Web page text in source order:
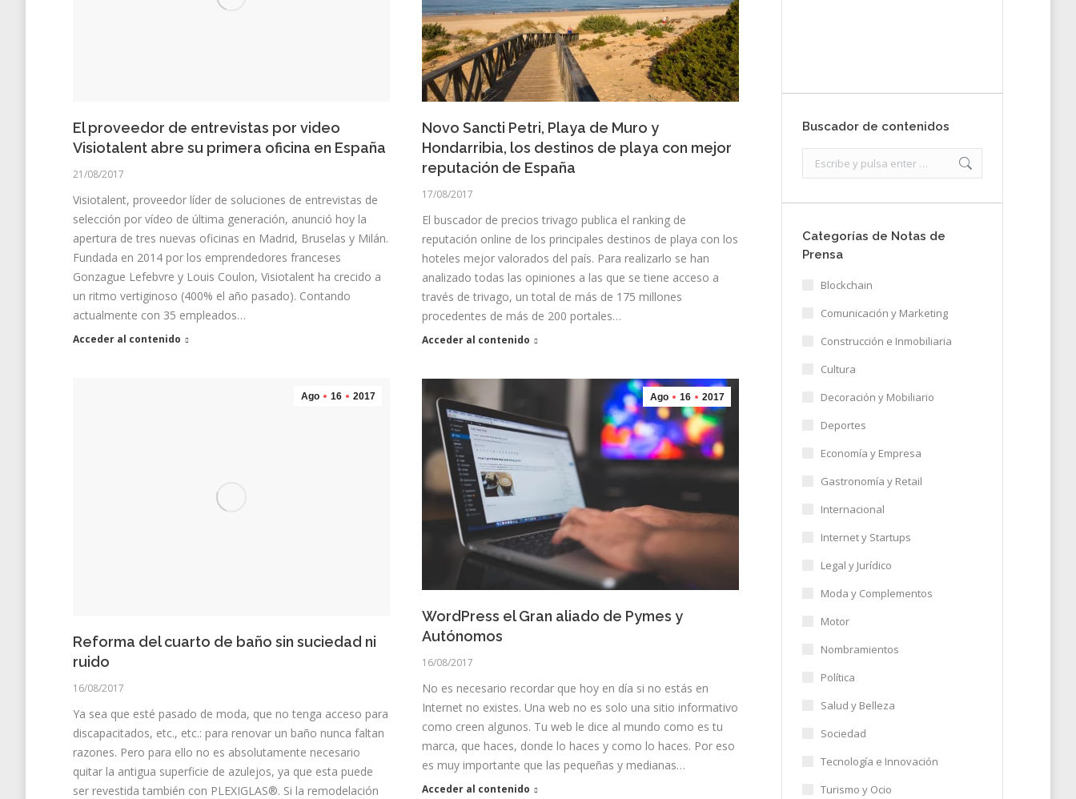
El proveedor de entrevistas por video
Visiotalent abre su primera oficina en España
21/08/2017
Visiotalent, proveedor líder de soluciones de entrevistas de
selección por vídeo de última generación, anunció hoy la
apertura de tres nuevas oficinas en Madrid, Bruselas y Milán.
Fundada en 2014 por los emprendedores franceses
Gonzague Lefebvre y Louis Coulon, Visiotalent ha crecido a
un ritmo vertiginoso (400% el año pasado). Contando
actualmente con 35 empleados…
Acceder al contenido
Novo Sancti Petri, Playa de Muro y
Hondarribia, los destinos de playa con mejor
reputación de España
17/08/2017
El buscador de precios trivago publica el ranking de
reputación online de los principales destinos de playa con los
hoteles mejor valorados del país. Para realizarlo se han
analizado todas las opiniones a las que se tiene acceso a
través de trivago, un total de más de 175 millones
procedentes de más de 200 portales…
Acceder al contenido
Ago 16 2017
Reforma del cuarto de baño sin suciedad ni
ruido
16/08/2017
Ya sea que esté pasado de moda, que no tenga acceso para
discapacitados, etc., etc.: para renovar un baño nunca faltan
razones. Pero para ello no es absolutamente necesario
quitar la antigua superficie de azulejos, ya que esta puede
ser revestida también con PLEXIGLAS®. Si la remodelación
Ago 16 2017
WordPress el Gran aliado de Pymes y
Autónomos
16/08/2017
No es necesario recordar que hoy en día si no estás en
Internet no existes. Una web no es solo una sitio informativo
como creen algunos. Tu web le dice al mundo como es tu
marca, que haces, donde lo haces y como lo haces. Por eso
es muy importante que las pequeñas y medianas…
Acceder al contenido
Buscador de contenidos
Categorías de Notas de
Prensa
Blockchain
Comunicación y Marketing
Construcción e Inmobiliaria
Cultura
Decoración y Mobiliario
Deportes
Economía y Empresa
Gastronomía y Retail
Internacional
Internet y Startups
Legal y Jurídico
Moda y Complementos
Motor
Nombramientos
Política
Salud y Belleza
Sociedad
Tecnología e Innovación
Turismo y Ocio